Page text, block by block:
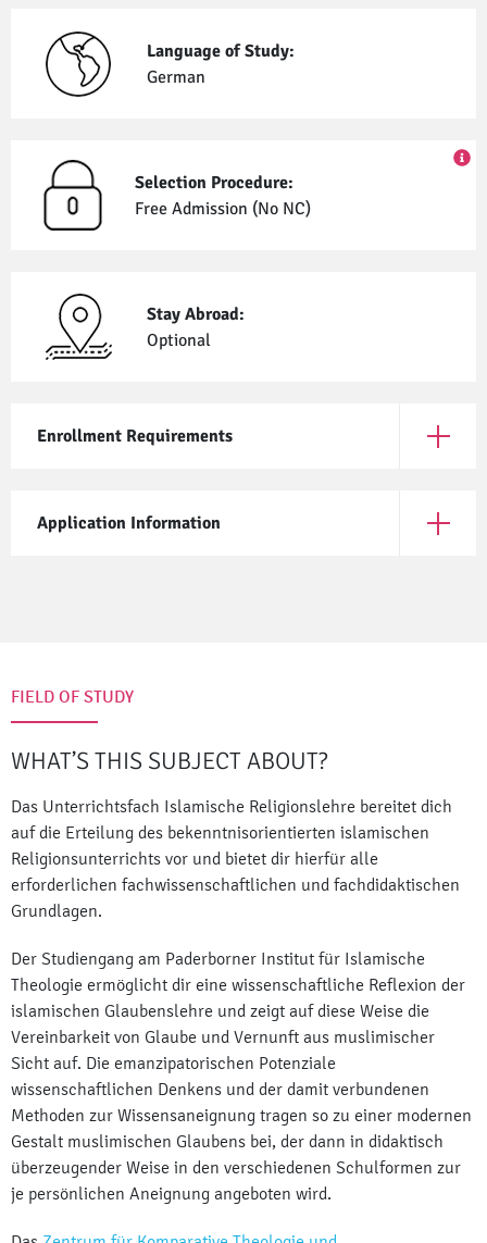
Language of Study:
German
Selection Procedure:
Free Admission (No NC)
Stay Abroad:
Optional
Enrollment Requirements
Open
Application Information
Open
FIELD OF STUDY
WHAT’S THIS SUBJECT ABOUT?
Das Unterrichtsfach Islamische Religionslehre bereitet dich
auf die Erteilung des bekenntnisorientierten islamischen
Religionsunterrichts vor und bietet dir hierfür alle
erforderlichen fachwissenschaftlichen und fachdidaktischen
Grundlagen.
Der Studiengang am Paderborner Institut für Islamische
Theologie ermöglicht dir eine wissenschaftliche Reflexion der
islamischen Glaubenslehre und zeigt auf diese Weise die
Vereinbarkeit von Glaube und Vernunft aus muslimischer
Sicht auf. Die emanzipatorischen Potenziale
wissenschaftlichen Denkens und der damit verbundenen
Methoden zur Wissensaneignung tragen so zu einer modernen
Gestalt muslimischen Glaubens bei, der dann in didaktisch
überzeugender Weise in den verschiedenen Schulformen zur
je persönlichen Aneignung angeboten wird.